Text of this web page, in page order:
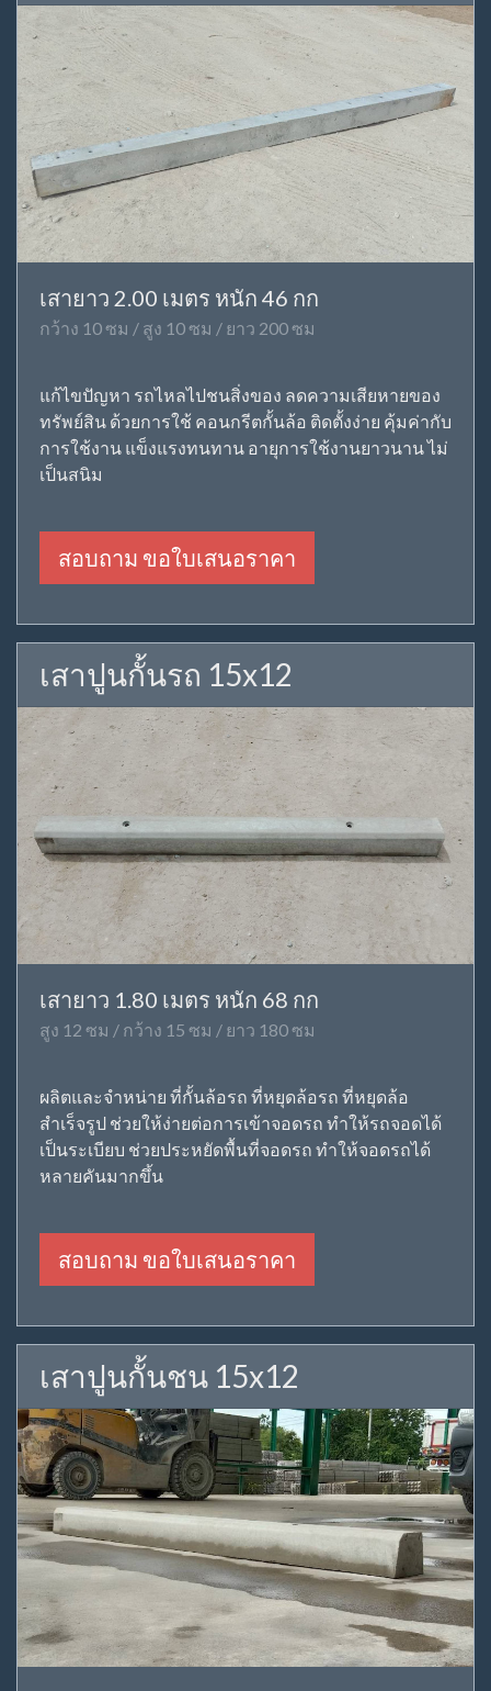
เสายาว 2.00 เมตร หนัก 46 กก
กว้าง 10 ซม / สูง 10 ซม / ยาว 200 ซม
แก้ไขปัญหา รถไหลไปชนสิ่งของ ลดความเสียหายของ
ทรัพย์สิน ด้วยการใช้ คอนกรีตกั้นล้อ ติดตั้งง่าย คุ้มค่ากับ
การใช้งาน แข็งแรงทนทาน อายุการใช้งานยาวนาน ไม่
เป็นสนิม
สอบถาม ขอใบเสนอราคา
เสาปูนกั้นรถ 15x12
เสายาว 1.80 เมตร หนัก 68 กก
สูง 12 ซม / กว้าง 15 ซม / ยาว 180 ซม
ผลิตและจำหน่าย ที่กั้นล้อรถ ที่หยุดล้อรถ ที่หยุดล้อ
สำเร็จรูป ช่วยให้ง่ายต่อการเข้าจอดรถ ทำให้รถจอดได้
เป็นระเบียบ ช่วยประหยัดพื้นที่จอดรถ ทำให้จอดรถได้
หลายคันมากขึ้น
สอบถาม ขอใบเสนอราคา
เสาปูนกั้นชน 15x12